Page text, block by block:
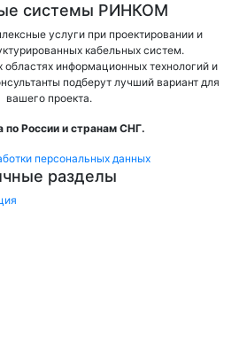
системы РИНКОМ
услуги при проектировании и
кабельных систем.
информационных технологий и
подберут лучший вариант для
вашего проекта.
по России и странам СНГ.
персональных данных
разделы